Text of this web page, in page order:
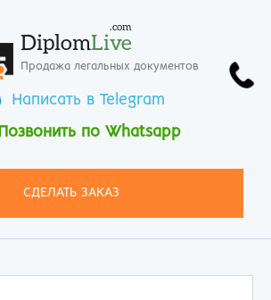
DiplomLive
.com
Продажа легальных документов
Написать в Telegram
Позвонить по Whatsapp
СДЕЛАТЬ ЗАКАЗ